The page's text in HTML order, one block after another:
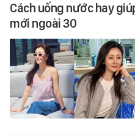
Cách uống nước hay
mới ngoài 30